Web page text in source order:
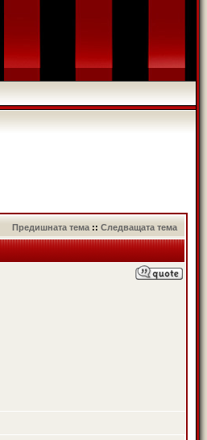
Предишната тема :: Следващата тема